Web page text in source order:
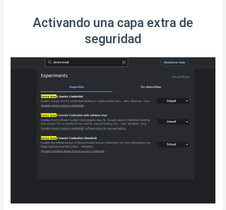
Activando una capa extra de
seguridad